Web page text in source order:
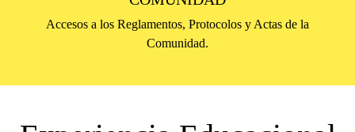
Accesos a los Reglamentos, Protocolos y Actas de la
Comunidad.